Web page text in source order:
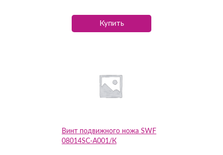
Купить
Винт подвижного ножа SWF
08014SC-A001/К